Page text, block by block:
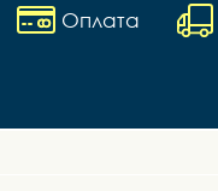
Оплата